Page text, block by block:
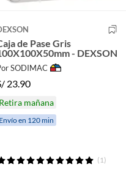
de Pase Gris
- DEXSON
SODIMAC
23.90
Retira mañana
Envío en 120 min
(1)